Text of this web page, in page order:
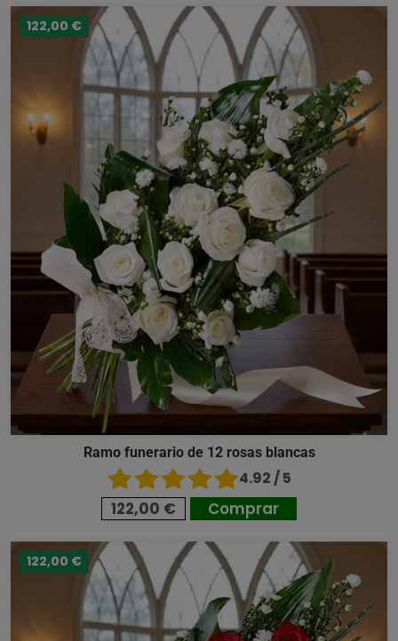
122,00 €
Ramo funerario de 12 rosas blancas
4.92 / 5
122,00 € Comprar
122,00 €